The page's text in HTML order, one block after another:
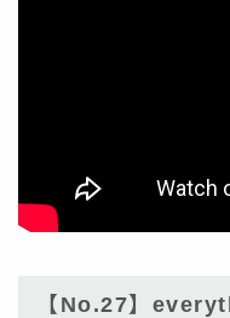
【No.27】